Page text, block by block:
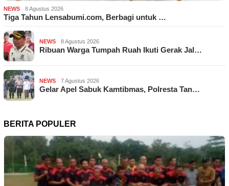
NEWS 8 Agustus 2026
Tiga Tahun Lensabumi.com, Berbagi untuk …
NEWS 8 Agustus 2026
Ribuan Warga Tumpah Ruah Ikuti Gerak Jal…
NEWS 7 Agustus 2026
Gelar Apel Sabuk Kamtibmas, Polresta Tan…
BERITA POPULER